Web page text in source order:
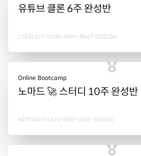
유튜브 클론 6주 완성반
c1b3c1c7-bcda-46ee-8ba7-5282be
Online Bootcamp
노마드 🚀 스터디 10주 완성반
e27f44a3-ca7d-4f65-a52c-b55c0c